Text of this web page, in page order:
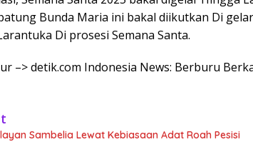
Bunda Maria ini bakal diikutkan Di
Di prosesi Semana Santa.
–> detik.com Indonesia News: Berburu
Sambelia Lewat Kebiasaan Adat Roah Pesisi